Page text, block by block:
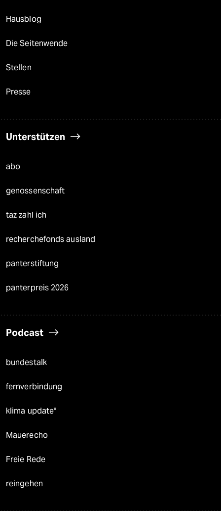
Hausblog
Die Seitenwende
Stellen
Presse
Unterstützen
abo
genossenschaft
taz zahl ich
recherchefonds ausland
panterstiftung
panterpreis 2026
Podcast
bundestalk
fernverbindung
klima update°
Mauerecho
Freie Rede
reingehen